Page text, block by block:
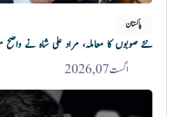
پاکستان
نئے صوبوں کا معاملہ، مراد علی شاہ نے
اگست 07, 2026